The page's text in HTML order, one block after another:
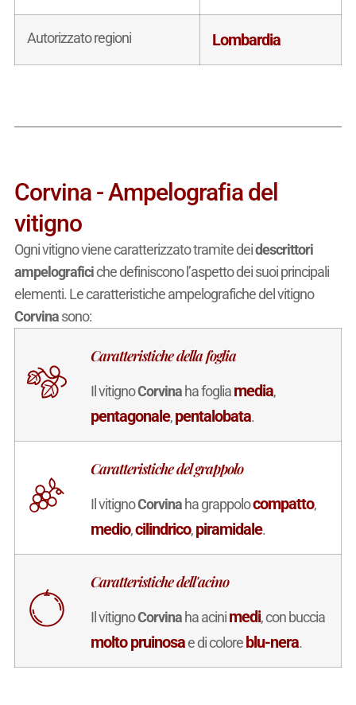
Autorizzato regioni Lombardia
Corvina - Ampelografia del
vitigno
Ogni vitigno viene caratterizzato tramite deidescrittori
ampelograficiche definiscono l’aspetto dei suoi principali
elementi. Le caratteristiche ampelografiche del vitigno
Corvinasono:
Caratteristiche della foglia
Il vitignoCorvinaha fogliamedia,
pentagonale,pentalobata.
Caratteristiche del grappolo
Il vitignoCorvinaha grappolocompatto,
medio,cilindrico,piramidale.
Caratteristiche dell'acino
Il vitignoCorvinaha acinimedi, con buccia
molto pruinosae di coloreblu-nera.